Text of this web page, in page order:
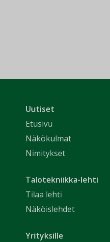
Uutiset
Etusivu
Näkökulmat
Nimitykset
Talotekniikka-lehti
Tilaa lehti
Näköislehdet
Yrityksille